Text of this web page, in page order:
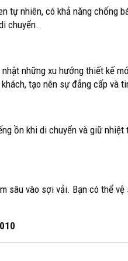
tự nhiên, có khả năng chống
chuyển.
những xu hướng thiết kế
tạo nên sự đẳng cấp và
ồn khi di chuyển và giữ
sâu vào sợi vải. Bạn có thể